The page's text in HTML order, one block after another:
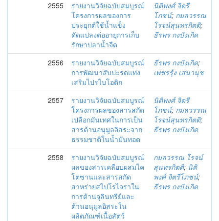
2555
รายงานวิจัยฉบับสมบูรณ์
โครงการผลของการ
ประยุกต์ใช้น้ำแข็ง
ดัดแปลงต่ออายุการเก็บ
รักษาปลาน้ำจืด
นิติพงศ์ จิตรี
โภชน์; กมลวรรณ
โรจน์สุนทรกิตติ;
ธีรพร กงบังเกิด
2556
รายงานวิจัยฉบับสมบูรณ์
การพัฒนาสับปะรดแท่ง
เสริมไปรไบโอติก
ธีรพร กงบังเกิด;
เพชรรุ้ง เสนานุช
2557
รายงานวิจัยฉบับสมบูรณ์
โครงการผลของสารสกัด
เปลือกมันเทศในการเป็น
สารต้านอนุมูลอิสระจาก
ธรรมชาติในน้ำมันทอด
นิติพงศ์ จิตรี
โภชน์; กมลวรรณ
โรจน์สุนทรกิตติ;
ธีรพร กงบังเกิด
2558
รายงานวิจัยฉบับสมบูรณ์
ผลของสารเคลือบผสมไค
โตซานและสารสกัด
สาหร่ายสไปโรไจราใน
การต้านจุลินทรีย์และ
ต้านอนุมูลอิสระใน
ผลิตภัณฑ์เนื้อสัตว์
กมลวรรณ โรจน์
สุนทรกิตติ; นิติ
พงศ์ จิตรีโภชน์;
ธีรพร กงบังเกิด